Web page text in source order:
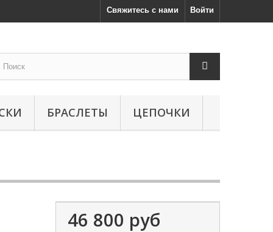
Войти
Свяжитесь с нами
БРАСЛЕТЫ ЦЕПОЧКИ
46 800 руб